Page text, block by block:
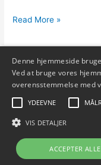
Galleri:
i
Bønnerup
Read More »
Copyright © 2026
Denne hjemmeside
Ved at bruge vores
overensstemmelse med
YDEEVNE
VIS DETALJER
ACCEPTER ALLE